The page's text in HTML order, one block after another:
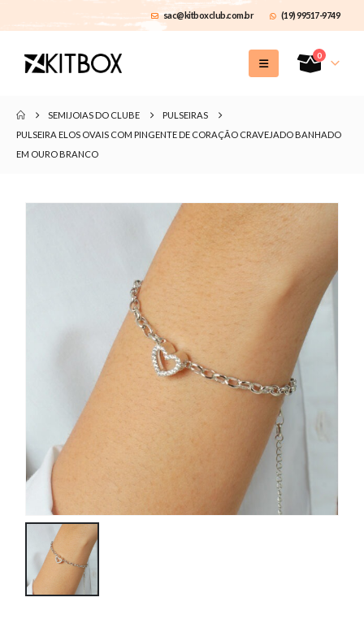
sac@kitboxclub.com.br (19) 99517-9749
0
SEMIJOIAS DO CLUBE
PULSEIRAS
PULSEIRA ELOS OVAIS COM PINGENTE DE CORAÇÃO CRAVEJADO BANHADO
EM OURO BRANCO